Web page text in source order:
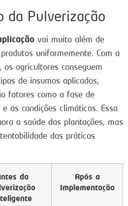
da Pulverização
vai muito além de
uniformemente. Com a
agricultores conseguem
de insumos aplicados,
fatores como a fase de
as condições climáticas. Essa
a saúde das plantações, mas
das práticas
da
Após a
Implementação